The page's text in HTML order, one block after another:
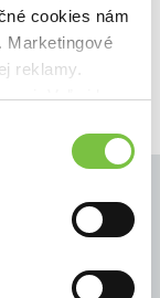
cookies nám
Marketingové
reklamy.
Veľmi by